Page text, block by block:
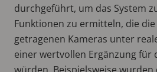
durchgeführt, um das System
Funktionen zu ermitteln, die
getragenen Kameras unter
einer wertvollen Ergänzung für
würden. Beispielsweise wurden